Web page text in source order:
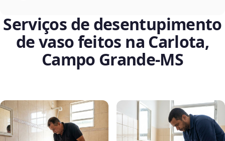
Serviços de desentupimento
de vaso feitos na Carlota,
Campo Grande‑MS